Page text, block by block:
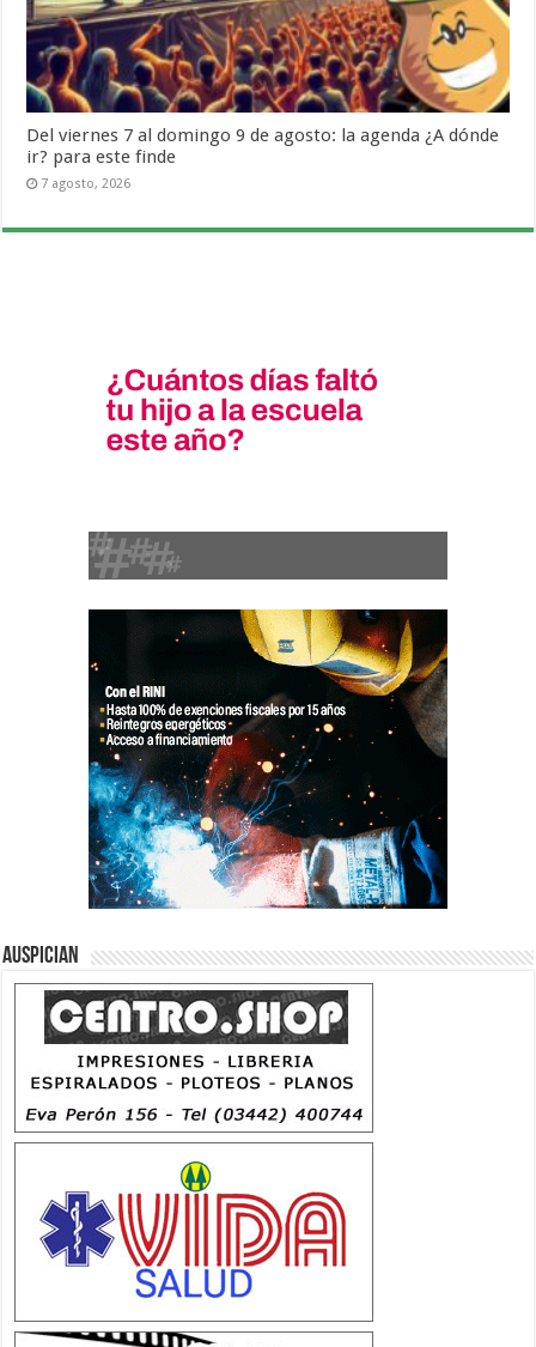
Del viernes 7 al domingo 9 de agosto: la agenda ¿A dónde
ir? para este finde
7 agosto, 2026
Auspician